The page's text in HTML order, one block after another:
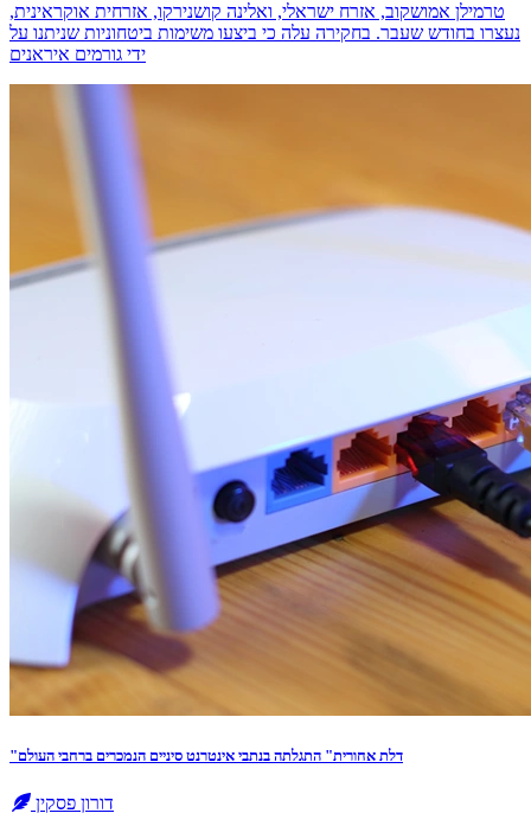
טרמילן אמושקוב, אזרח ישראלי, ואלינה קושנירקו, אזרחית אוקראינית,
נעצרו בחודש שעבר. בחקירה עלה כי ביצעו משימות ביטחוניות שניתנו על
ידי גורמים איראנים
"דלת אחורית" התגלתה בנתבי אינטרנט סיניים הנמכרים ברחבי העולם
דורון פסקין